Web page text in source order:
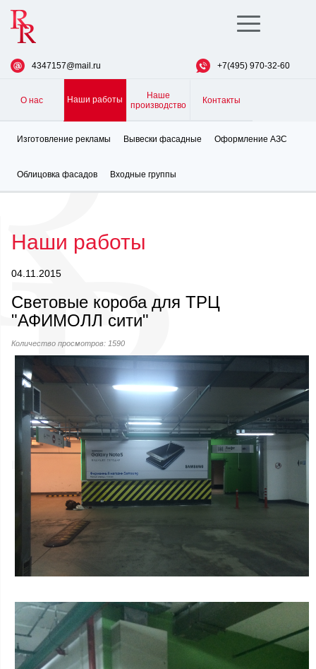
Toggle
navigation
4347157@mail.ru +7(495) 970-32-60
О нас Наши работы
Наше
производство
Контакты
Изготовление рекламы Вывески фасадные Оформление АЗС
Облицовка фасадов Входные группы
Наши работы
04.11.2015
Световые короба для ТРЦ
"АФИМОЛЛ сити"
Количество просмотров: 1590